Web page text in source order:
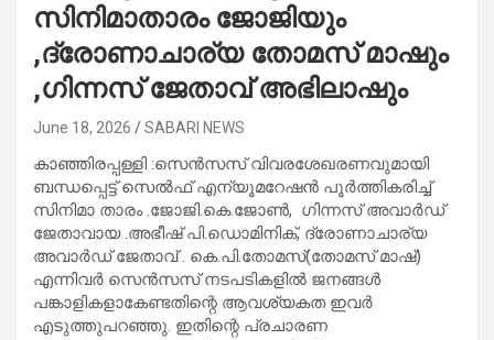
സിനിമാതാരം ജോജിയും
,ദ്രോണാചാര്യ തോമസ് മാഷും
,ഗിന്നസ് ജേതാവ് അഭിലാഷും
June 18, 2026 SABARI NEWS
കാഞ്ഞിരപ്പള്ളി :സെൻസസ് വിവരശേഖരണവുമായി
ബന്ധപ്പെട്ട് സെൽഫ് എന്യൂമറേഷൻ പൂർത്തികരിച്ച്
സിനിമാ താരം .ജോജി.കെ.ജോൺ, ഗിന്നസ് അവാർഡ്
ജേതാവായ .അഭീഷ് പി.ഡൊമിനിക്, ദ്രോണാചാര്യ
അവാർഡ് ജേതാവ് . കെ.പി.തോമസ്(തോമസ് മാഷ്)
എന്നിവർ സെൻസസ് നടപടികളിൽ ജനങ്ങൾ
പങ്കാളികളാകേണ്ടതിന്റെ ആവശ്യകത ഇവർ
എടുത്തുപറഞ്ഞു. ഇതിന്റെ പ്രചാരണ